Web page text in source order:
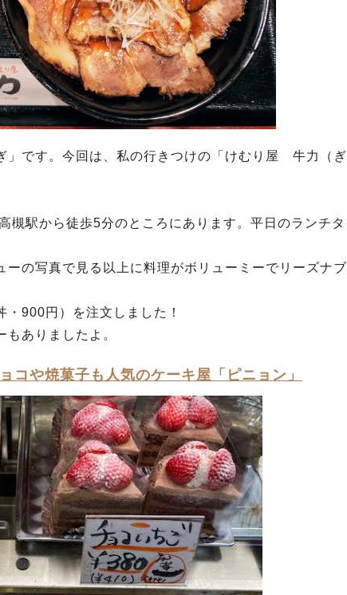
」です。今回は、私の行きつけの「けむり屋 牛力（
駅から徒歩5分のところにあります。平日のランチ
の写真で見る以上に料理がボリューミーでリーズナ
900円）を注文しました！
ありましたよ。
コや焼菓子も人気のケーキ屋「ピニョン」